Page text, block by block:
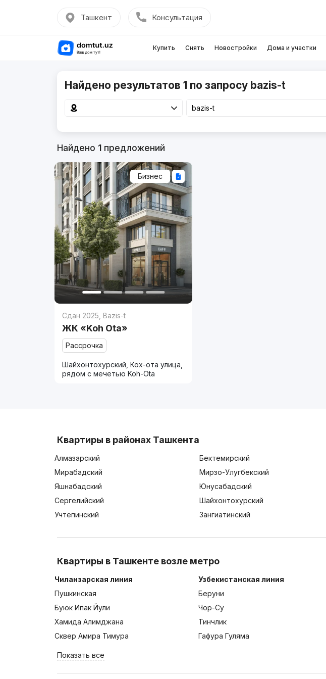
Ташкент Консультация
Купить Снять Новостройки Дома и участки
Найдено результатов 1 по запросу bazis-t
Найдено 1предложений
Бизнес
Сдан 2025 Bazis-t
ЖК «Koh Ota»
Рассрочка
Шайхонтохурский, Кох-ота улица,
рядом с мечетью Koh-Ota
Квартиры в районах Ташкента
Алмазарский Бектемирский
Мирабадский
Мирзо-Улугбекский
Яшнабадский
Юнусабадский
Сергелийский
Шайхонтохурский
Учтепинский
Зангиатинский
Квартиры в Ташкенте возле метро
Чиланзарская линия
Пушкинская
Буюк Ипак Йули
Хамида Алимджана
Сквер Амира Тимура
Узбекистанская линия
Беруни
Чор-Су
Тинчлик
Гафура Гуляма
Показать все